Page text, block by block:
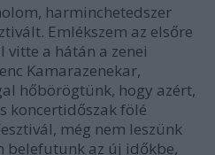
harminchetedszer
Emlékszem az elsőre
vitte a hátán a zenei
Kamarazenekar,
hőbörögtünk, hogy azért,
koncertidőszak fölé
még nem leszünk
belefutunk az új időkbe,